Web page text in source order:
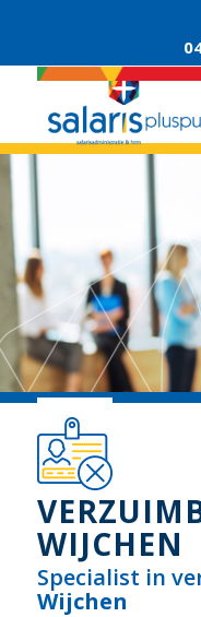
WIJCHEN
Specialist in
Wijchen